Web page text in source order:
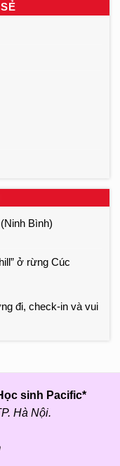
Bình)
ở rừng Cúc
đi, check-in và vui
sinh Pacific*
Hà Nội.